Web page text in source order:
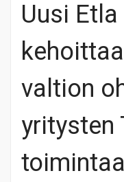
Uusi
valtion
yritysten